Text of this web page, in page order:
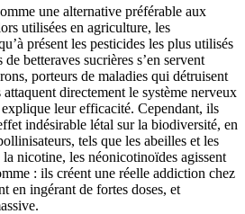
une alternative préférable aux
utilisées en agriculture, les
présent les pesticides les plus utilisés
betteraves sucrières s’en servent
porteurs de maladies qui détruisent
directement le système nerveux
leur efficacité. Cependant, ils
indésirable létal sur la biodiversité, en
tels que les abeilles et les
nicotine, les néonicotinoïdes agissent
: ils créent une réelle addiction chez
en ingérant de fortes doses, et